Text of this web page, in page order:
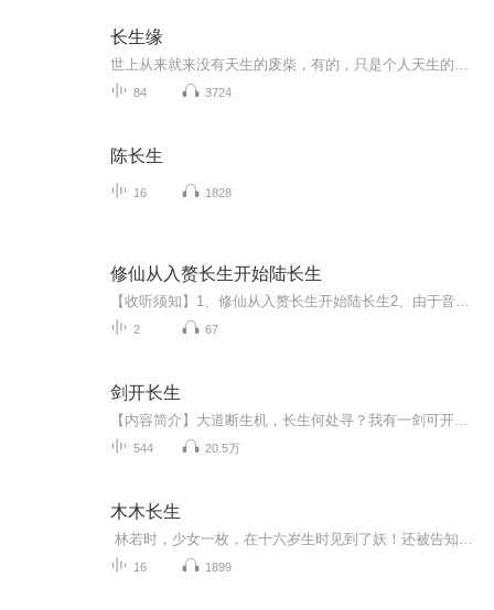
长生缘
84 3724
陈长生
16 1828
修仙从入赘长生开始陆长生
2 67
剑开长生
544 20.5万
木木长生
16 1899